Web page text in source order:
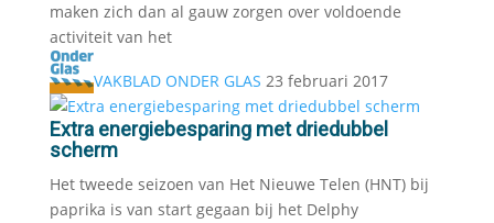
maken zich dan al gauw zorgen over voldoende
activiteit van het
VAKBLAD ONDER GLAS 23 februari 2017
Extra energiebesparing met driedubbel
scherm
Het tweede seizoen van Het Nieuwe Telen (HNT) bij
paprika is van start gegaan bij het Delphy